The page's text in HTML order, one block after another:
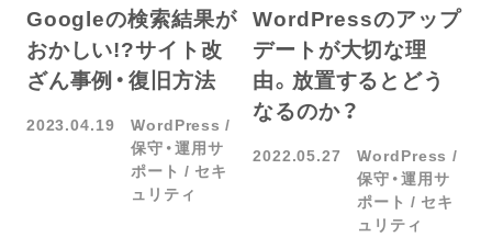
Googleの検索結果が
おかしい!?サイト改
ざん事例・復旧方法
2023.04.19
WordPress
保守・運用サ
ポート
セキ
ュリティ
WordPressのアップ
デートが大切な理
由。放置するとどう
なるのか？
2022.05.27
WordPress
保守・運用サ
ポート
セキ
ュリティ